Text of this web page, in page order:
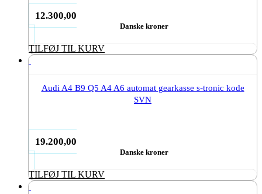
12.300,00
Danske kroner
TILFØJ TIL KURV
Audi A4 B9 Q5 A4 A6 automat gearkasse s-tronic kode
SVN
19.200,00
Danske kroner
TILFØJ TIL KURV